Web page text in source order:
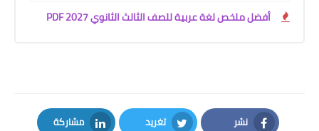
أفضل ملخص لغة عربية للصف الثالث الثانوي 2027 PDF
نشر تغريد مشاركة